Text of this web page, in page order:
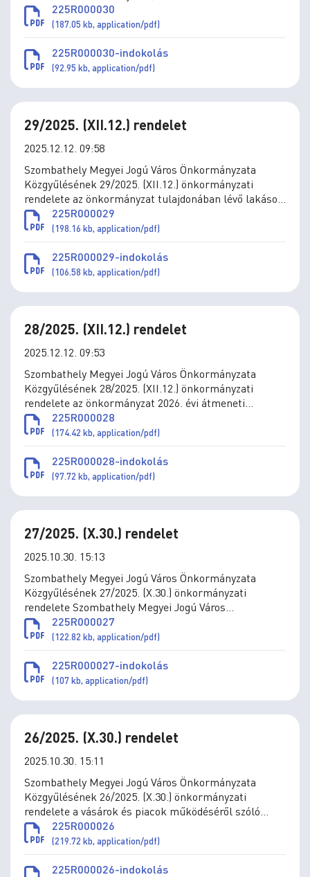
lakbértámogatás, az önkormányzat által a
lakásvásárláshoz és építéshez nyújtott támogatások
szabályai megállapításáról szóló 36/2010. (XII.1.)
önkormányzati rendelet módosításáról szóló 22/2025.
(IX. 30.) önkormányzati rendelet rendelkezésének
225R000030
(187.05 kb, application/pdf)
225R000030-indokolás
(92.95 kb, application/pdf)
29/2025. (XII.12.) rendelet
2025.12.12. 09:58
Szombathely Megyei Jogú Város Önkormányzata
Közgyűlésének 29/2025. (XII.12.) önkormányzati
rendelete az önkormányzat tulajdonában lévő lakások
elidegenítésének szabályairól szóló 8/2025. (III.28.)
önkormányzati rendelet módosításáról
225R000029
(198.16 kb, application/pdf)
225R000029-indokolás
(106.58 kb, application/pdf)
28/2025. (XII.12.) rendelet
2025.12.12. 09:53
Szombathely Megyei Jogú Város Önkormányzata
Közgyűlésének 28/2025. (XII.12.) önkormányzati
rendelete az önkormányzat 2026. évi átmeneti
gazdálkodásáról
225R000028
(174.42 kb, application/pdf)
225R000028-indokolás
(97.72 kb, application/pdf)
27/2025. (X.30.) rendelet
2025.10.30. 15:13
Szombathely Megyei Jogú Város Önkormányzata
Közgyűlésének 27/2025. (X.30.) önkormányzati
rendelete Szombathely Megyei Jogú Város
Önkormányzata vagyonáról szóló 40/2014. (XII. 23.)
önkormányzati rendelet módosításáról
225R000027
(122.82 kb, application/pdf)
225R000027-indokolás
(107 kb, application/pdf)
26/2025. (X.30.) rendelet
2025.10.30. 15:11
Szombathely Megyei Jogú Város Önkormányzata
Közgyűlésének 26/2025. (X.30.) önkormányzati
rendelete a vásárok és piacok működéséről szóló
34/1995. (X.26.) önkormányzati rendelet módosításáról
225R000026
(219.72 kb, application/pdf)
225R000026-indokolás